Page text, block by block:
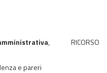
, RICORSO
e pareri